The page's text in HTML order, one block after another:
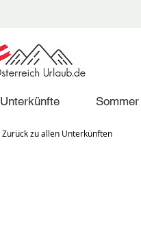
Unterkünfte Sommer
Zurück zu allen Unterkünften